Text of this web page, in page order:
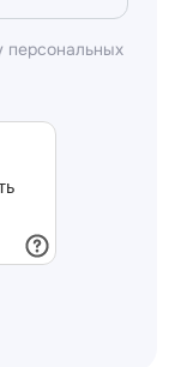
персональных